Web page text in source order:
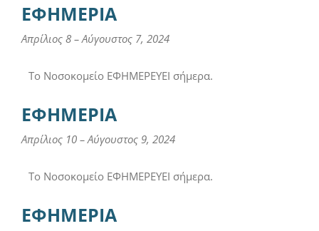
ΕΦΗΜΕΡΙΑ
Απρίλιος 8 – Αύγουστος 7, 2024
Το Νοσοκομείο ΕΦΗΜΕΡΕΥΕΙ σήμερα.
ΕΦΗΜΕΡΙΑ
Απρίλιος 10 – Αύγουστος 9, 2024
Το Νοσοκομείο ΕΦΗΜΕΡΕΥΕΙ σήμερα.
ΕΦΗΜΕΡΙΑ